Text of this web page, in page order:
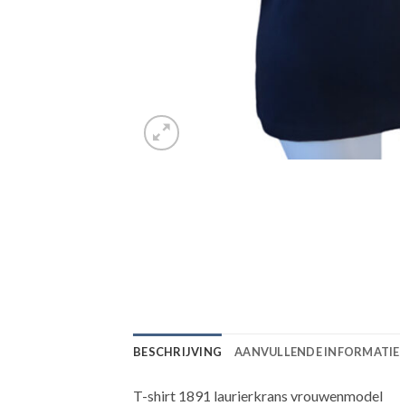
BESCHRIJVING AANVULLENDE INFORMATIE
T-shirt 1891 laurierkrans vrouwenmodel